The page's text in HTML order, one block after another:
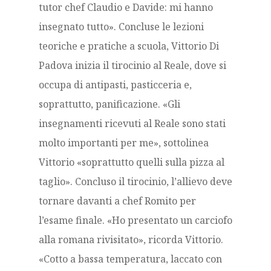
tutor chef Claudio e Davide: mi hanno
insegnato tutto». Concluse le lezioni
teoriche e pratiche a scuola, Vittorio Di
Padova inizia il tirocinio al Reale, dove si
occupa di antipasti, pasticceria e,
soprattutto, panificazione. «Gli
insegnamenti ricevuti al Reale sono stati
molto importanti per me», sottolinea
Vittorio «soprattutto quelli sulla pizza al
taglio». Concluso il tirocinio, l’allievo deve
tornare davanti a chef Romito per
l’esame finale. «Ho presentato un carciofo
alla romana rivisitato», ricorda Vittorio.
«Cotto a bassa temperatura, laccato con